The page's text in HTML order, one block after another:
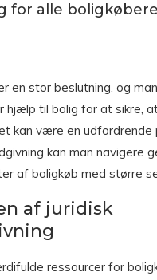
for alle boligkøbere
en stor beslutning, og
hjælp til bolig for at sikre,
kan være en udfordrende
kan man navigere
af boligkøb med større
af juridisk
ressourcer for